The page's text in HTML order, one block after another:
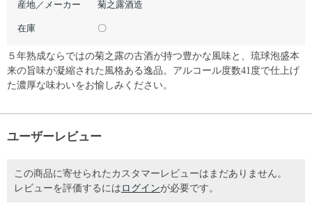
産地／メーカー 菊之露酒造
在庫 〇
５年熟成ならではの菊之露の古酒が持つ豊かな風味と、琉球泡盛本
来の旨味が凝縮された風格ある逸品。アルコール度数41度で仕上げ
た濃厚な味わいをお愉しみください。
ユーザーレビュー
この商品に寄せられたカスタマーレビューはまだありません。
レビューを評価するには ログインが必要です。